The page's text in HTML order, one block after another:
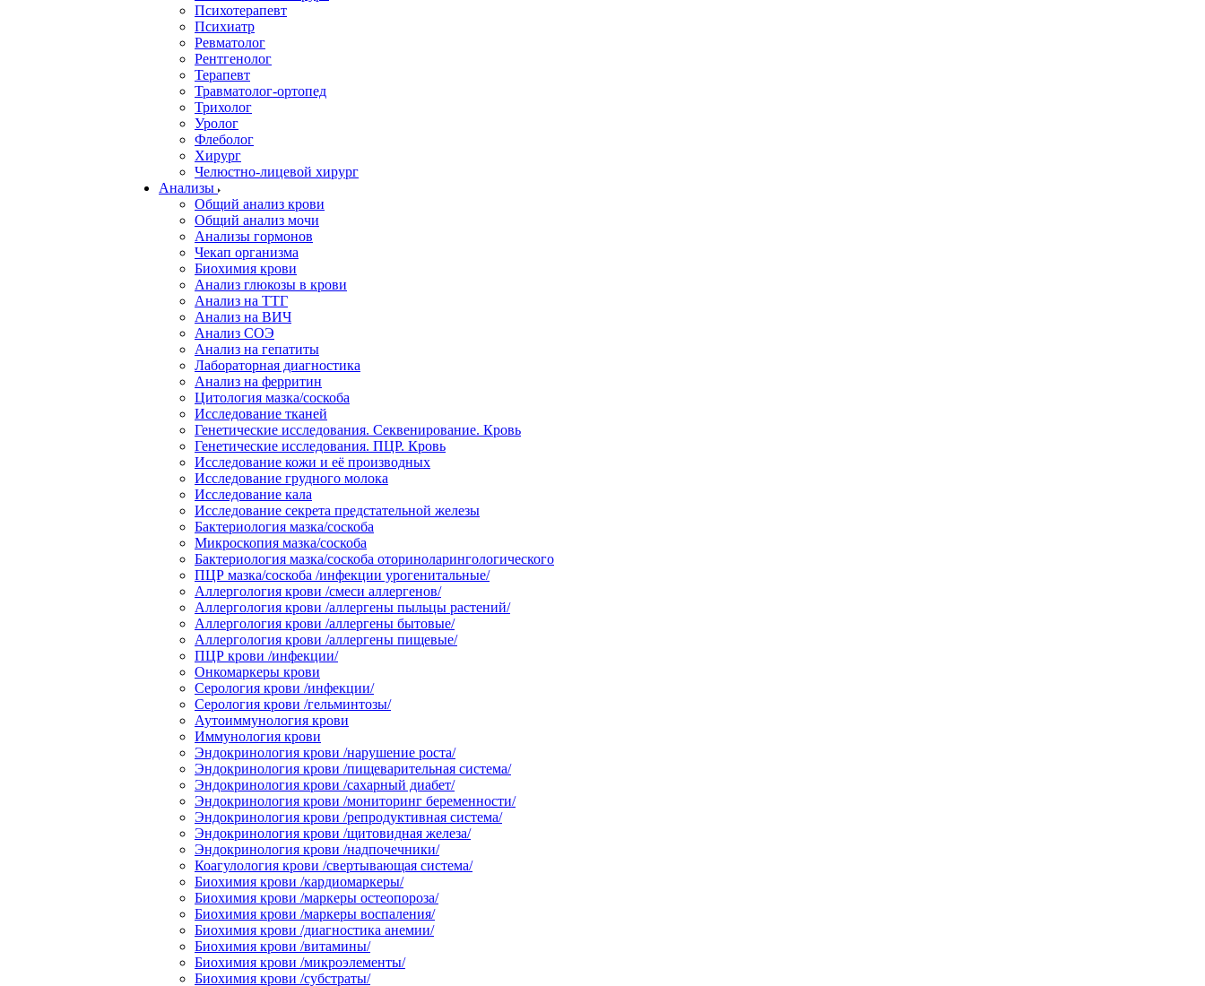
Психотерапевт
Психиатр
Ревматолог
Рентгенолог
Терапевт
Травматолог-ортопед
Трихолог
Уролог
Флеболог
Хирург
Челюстно-лицевой хирург
Анализы
Общий анализ крови
Общий анализ мочи
Анализы гормонов
Чекап организма
Биохимия крови
Анализ глюкозы в крови
Анализ на ТТГ
Анализ на ВИЧ
Анализ СОЭ
Анализ на гепатиты
Лабораторная диагностика
Анализ на ферритин
Цитология мазка/соскоба
Исследование тканей
Генетические исследования. Секвенирование. Кровь
Генетические исследования. ПЦР. Кровь
Исследование кожи и её производных
Исследование грудного молока
Исследование кала
Исследование секрета предстательной железы
Бактериология мазка/соскоба
Микроскопия мазка/соскоба
Бактериология мазка/соскоба оториноларингологического
ПЦР мазка/соскоба /инфекции урогенитальные/
Аллергология крови /смеси аллергенов/
Аллергология крови /аллергены пыльцы растений/
Аллергология крови /аллергены бытовые/
Аллергология крови /аллергены пищевые/
ПЦР крови /инфекции/
Онкомаркеры крови
Серология крови /инфекции/
Серология крови /гельминтозы/
Аутоиммунология крови
Иммунология крови
Эндокринология крови /нарушение роста/
Эндокринология крови /пищеварительная система/
Эндокринология крови /сахарный диабет/
Эндокринология крови /мониторинг беременности/
Эндокринология крови /репродуктивная система/
Эндокринология крови /щитовидная железа/
Эндокринология крови /надпочечники/
Коагулология крови /свертывающая система/
Биохимия крови /кардиомаркеры/
Биохимия крови /маркеры остеопороза/
Биохимия крови /маркеры воспаления/
Биохимия крови /диагностика анемии/
Биохимия крови /витамины/
Биохимия крови /микроэлементы/
Биохимия крови /субстраты/